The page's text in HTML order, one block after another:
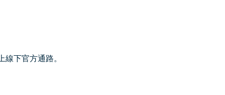
下官方通路。